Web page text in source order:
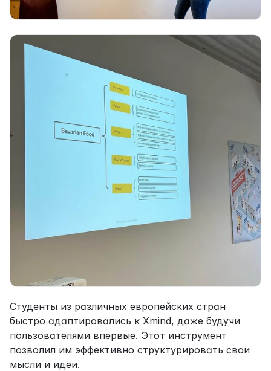
Студенты из различных европейских стран
быстро адаптировались к Xmind, даже будучи
пользователями впервые. Этот инструмент
позволил им эффективно структурировать свои
мысли и идеи.